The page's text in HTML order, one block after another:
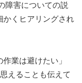
障害についての説
かくヒアリングされ
業は避けたい」
えることも伝えて